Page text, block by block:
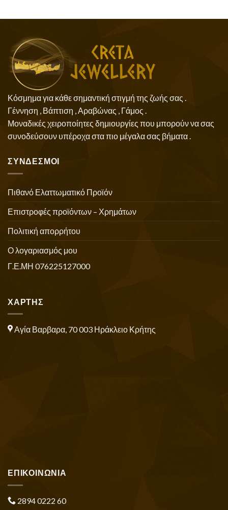
Κόσμημα για κάθε σημαντική στιγμή της ζωής σας .
Γέννηση , Βάπτιση , Αραβώνας , Γάμος .
Μοναδικές χειροποίητες δημιουργίες που μπορούν να σας
συνοδεύσουν υπέροχα στα πιο μέγαλα σας βήματα .
ΣΥΝΔΕΣΜΟΙ
Πιθανό Ελαττωματικό Προϊόν
Επιστροφές προϊόντων – Χρημάτων
Πολιτική απορρήτου
Ο λογαριασμός μου
Γ.Ε.ΜΗ 076225127000
ΧΑΡΤΗΣ
Αγία Βαρβαρα, 70 003 Ηράκλειο Κρήτης
ΕΠΙΚΟΙΝΩΝΙΑ
2894 0222 60